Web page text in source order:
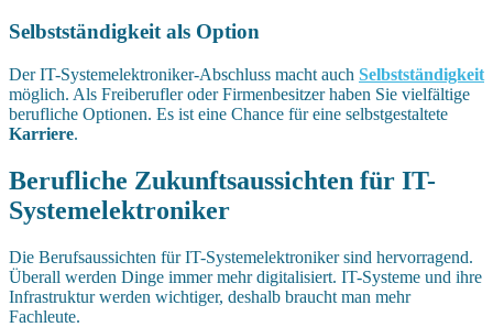
Selbstständigkeit als Option
Der IT-Systemelektroniker-Abschluss macht auch Selbstständigkeit
möglich. Als Freiberufler oder Firmenbesitzer haben Sie vielfältige
berufliche Optionen. Es ist eine Chance für eine selbstgestaltete
Karriere.
Berufliche Zukunftsaussichten für IT-
Systemelektroniker
Die Berufsaussichten für IT-Systemelektroniker sind hervorragend.
Überall werden Dinge immer mehr digitalisiert. IT-Systeme und ihre
Infrastruktur werden wichtiger, deshalb braucht man mehr
Fachleute.